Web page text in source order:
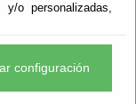
o personalizadas,
configuración